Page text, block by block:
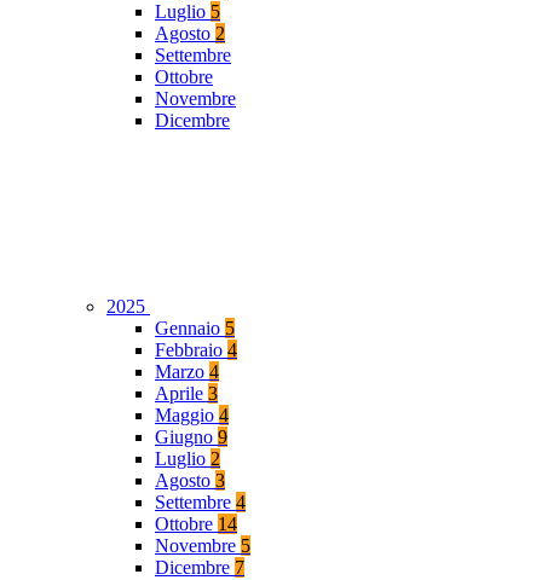
Luglio 5
Agosto 2
Settembre
Ottobre
Novembre
Dicembre
2025
Gennaio 5
Febbraio 4
Marzo 4
Aprile 3
Maggio 4
Giugno 9
Luglio 2
Agosto 3
Settembre 4
Ottobre 14
Novembre 5
Dicembre 7